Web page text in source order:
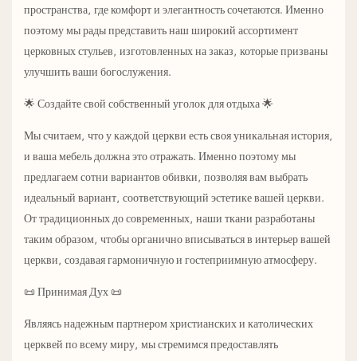
пространства, где комфорт и элегантность сочетаются. Именно
поэтому мы рады представить наш широкий ассортимент
церковных стульев, изготовленных на заказ, которые призваны
улучшить ваши богослужения.
🌟 Создайте свой собственный уголок для отдыха 🌟
Мы считаем, что у каждой церкви есть своя уникальная история,
и ваша мебель должна это отражать. Именно поэтому мы
предлагаем сотни вариантов обивки, позволяя вам выбрать
идеальный вариант, соответствующий эстетике вашей церкви.
От традиционных до современных, наши ткани разработаны
таким образом, чтобы органично вписываться в интерьер вашей
церкви, создавая гармоничную и гостеприимную атмосферу.
📜 Принимая Дух 📜
Являясь надежным партнером христианских и католических
церквей по всему миру, мы стремимся предоставлять